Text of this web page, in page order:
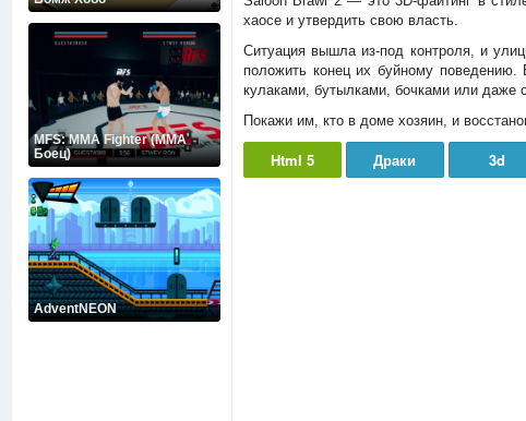
MFS: MMA Fighter (ММА
Боец)
AdventNEON
хаосе и утвердить свою власть.
Ситуация вышла из-под контроля, и
положить конец их буйному поведению.
кулаками, бутылками, бочками или даже
Покажи им, кто в доме хозяин, и
Html 5 Драки 3d